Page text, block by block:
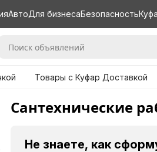
АвтоДля бизнесаБезопасность
Товары с Куфар Доставкой
Сантехнические
Не знаете, как